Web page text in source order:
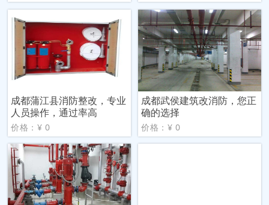
成都蒲江县消防整改，专业
人员操作，通过率高
价格：¥ 0
成都武侯建筑改消防，您正
确的选择
价格：¥ 0